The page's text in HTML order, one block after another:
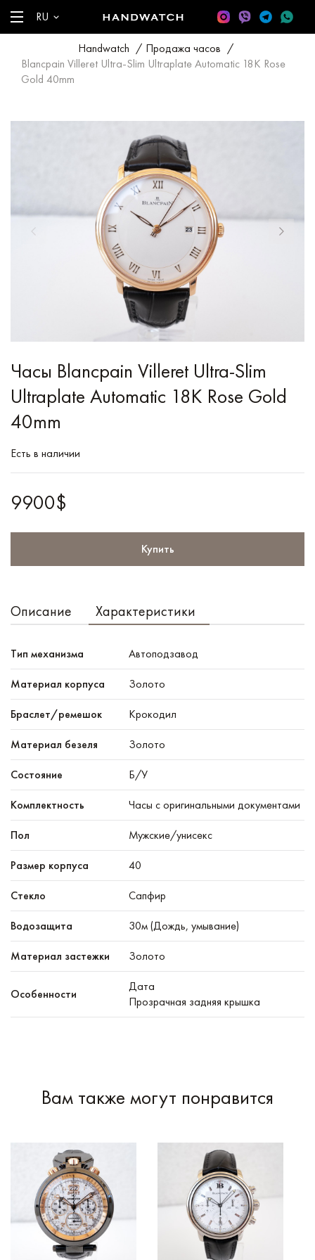
RU
Handwatch / Продажа часов /
Blancpain Villeret Ultra-Slim Ultraplate Automatic 18K Rose
Gold 40mm
Часы Blancpain Villeret Ultra-Slim
Ultraplate Automatic 18K Rose Gold
40mm
Есть в наличии
9900$
Купить
Описание Характеристики
Тип механизма Автоподзавод
Материал корпуса Золото
Браслет/ремешок Крокодил
Материал безеля Золото
Состояние Б/У
Комплектность Часы с оригинальными документами
Пол Мужские/унисекс
Размер корпуса 40
Стекло Сапфир
Водозащита 30м (Дождь, умывание)
Материал застежки Золото
Особенности
Дата
Прозрачная задняя крышка
Вам также могут понравится